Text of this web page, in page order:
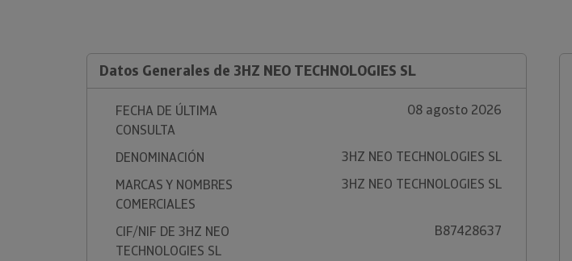
Datos Generales de 3HZ NEO TECHNOLOGIES SL
FECHA DE ÚLTIMA
CONSULTA
08 agosto 2026
DENOMINACIÓN
3HZ NEO TECHNOLOGIES SL
MARCAS Y NOMBRES
COMERCIALES
3HZ NEO TECHNOLOGIES SL
CIF/NIF DE 3HZ NEO
TECHNOLOGIES SL
B87428637